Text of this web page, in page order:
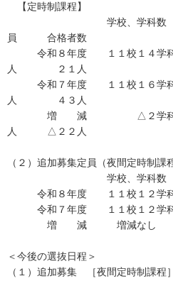
【定時制課程】
学校、学科数
員 合格者数
令和８年度 １１校１
人 ２１人
令和７年度 １１校１
人 ４３人
増 減 △２
人 △２２人
（２）追加募集定員（夜間定時制課
学校、学科数
令和８年度 １１校１
令和７年度 １１校１
増 減 増減
＜今後の選抜日程＞
（１）追加募集 ［夜間定時制課程］